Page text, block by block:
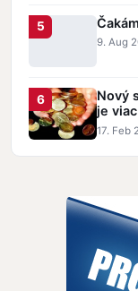
9. Aug
Nový
je
17. Feb